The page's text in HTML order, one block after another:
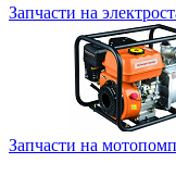
Запчасти на
Запчасти на